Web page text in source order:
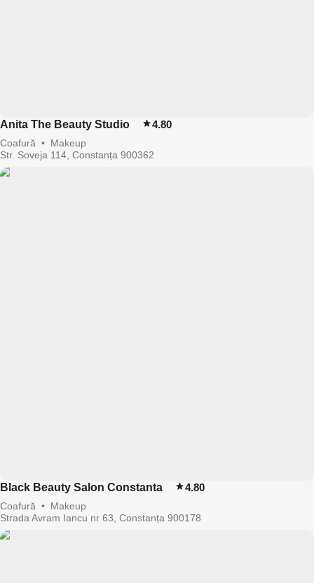
Anita The Beauty Studio 4.80
Coafură • Makeup
Str. Soveja 114, Constanța 900362
Black Beauty Salon Constanta 4.80
Coafură • Makeup
Strada Avram Iancu nr 63, Constanța 900178